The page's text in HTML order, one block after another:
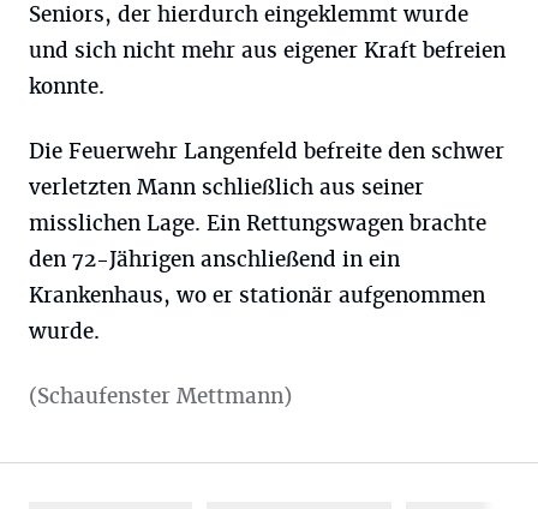
Seniors, der hierdurch eingeklemmt wurde
und sich nicht mehr aus eigener Kraft befreien
konnte.
Die Feuerwehr Langenfeld befreite den schwer
verletzten Mann schließlich aus seiner
misslichen Lage. Ein Rettungswagen brachte
den 72-Jährigen anschließend in ein
Krankenhaus, wo er stationär aufgenommen
wurde.
(Schaufenster Mettmann)